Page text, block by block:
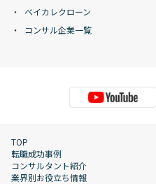
ベイカレクローン
コンサル企業一覧
TOP
転職成功事例
コンサルタント紹介
業界別お役立ち情報